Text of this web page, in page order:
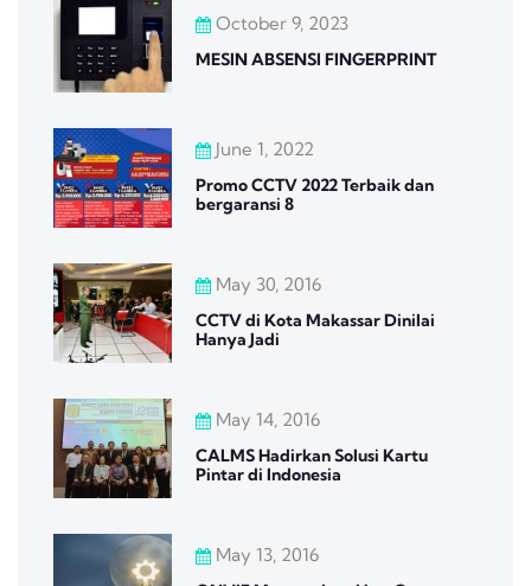
October 9, 2023
MESIN ABSENSI FINGERPRINT
June 1, 2022
Promo CCTV 2022 Terbaik dan
bergaransi 8
May 30, 2016
CCTV di Kota Makassar Dinilai
Hanya Jadi
May 14, 2016
CALMS Hadirkan Solusi Kartu
Pintar di Indonesia
May 13, 2016